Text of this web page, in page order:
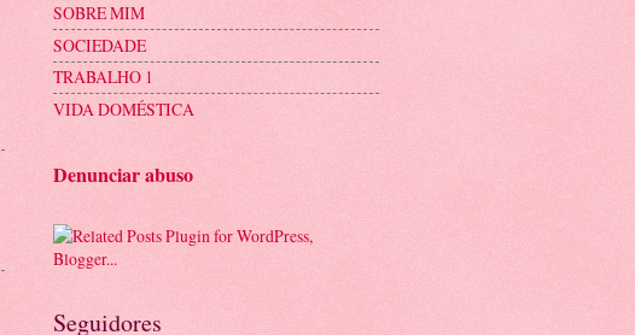
SOBRE MIM
SOCIEDADE
TRABALHO 1
VIDA DOMÉSTICA
Denunciar abuso
Seguidores